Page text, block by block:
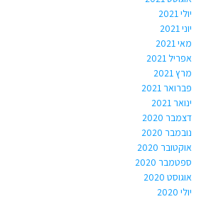
יולי 2021
יוני 2021
מאי 2021
אפריל 2021
מרץ 2021
פברואר 2021
ינואר 2021
דצמבר 2020
נובמבר 2020
אוקטובר 2020
ספטמבר 2020
אוגוסט 2020
יולי 2020